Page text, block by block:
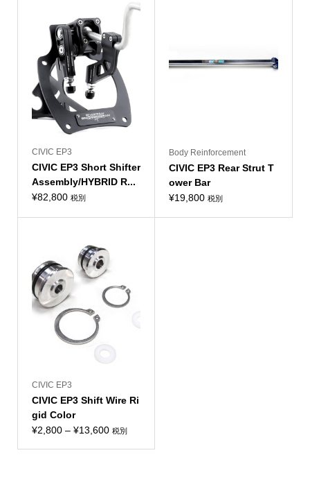
CIVIC EP3
CIVIC EP3 Short Shifter
Assembly/HYBRID R...
¥82,800 税別
Body Reinforcement
CIVIC EP3 Rear Strut T
ower Bar
¥19,800 税別
CIVIC EP3
CIVIC EP3 Shift Wire Ri
gid Color
¥2,800 – ¥13,600価税別